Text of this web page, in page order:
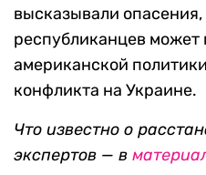
высказывали опасения,
республиканцев может
американской
конфликта на Украине.
Что известно о
экспертов — в